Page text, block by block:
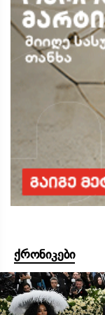
ქრონიკები